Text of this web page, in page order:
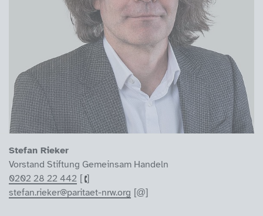
Stefan Rieker
Vorstand Stiftung Gemeinsam Handeln
0202 28 22 442
stefan.rieker@paritaet-nrw.org